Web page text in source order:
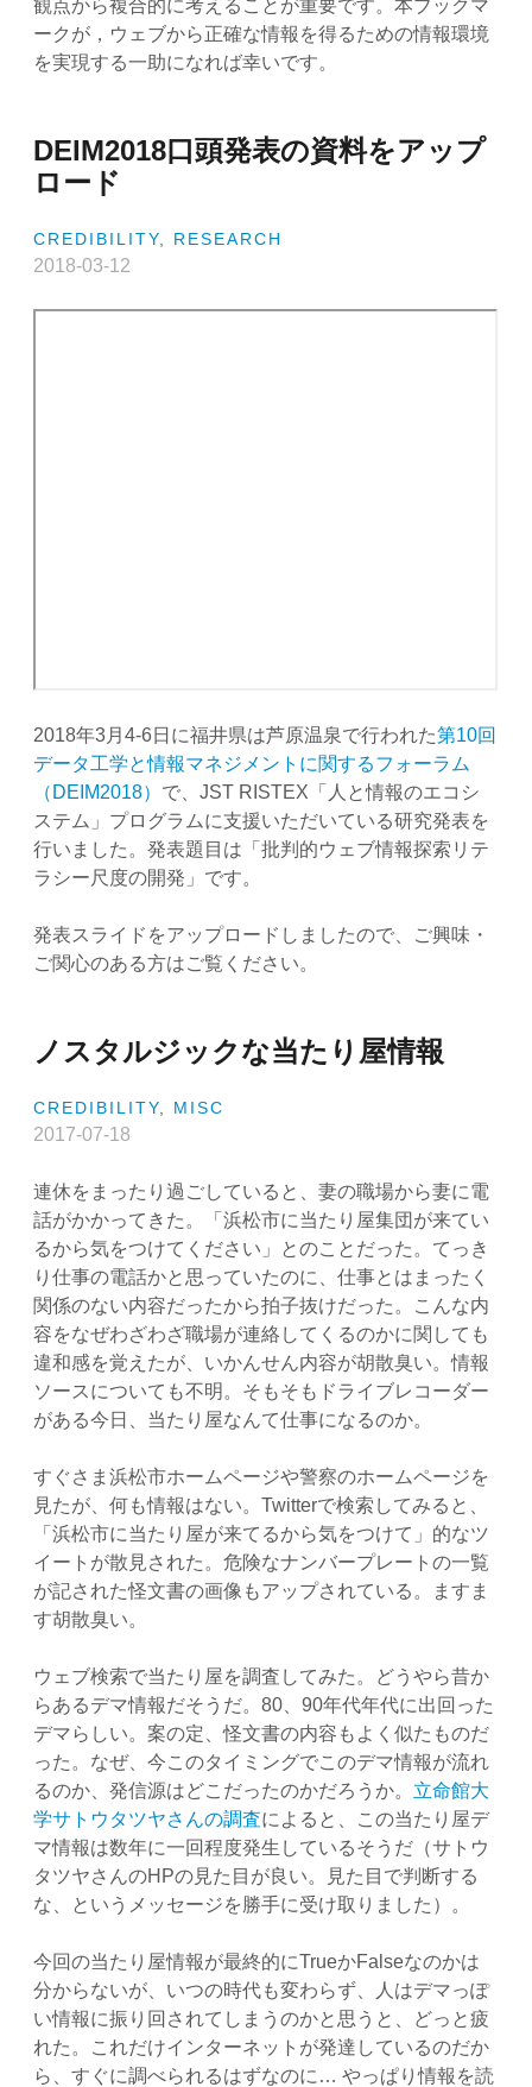
観点から複合的に考えることが重要です。本ブックマ
ークが，ウェブから正確な情報を得るための情報環境
を実現する一助になれば幸いです。
DEIM2018口頭発表の資料をアップ
ロード
CREDIBILITY RESEARCH
2018-03-12
2018年3月4-6日に福井県は芦原温泉で行われた第10回
データ工学と情報マネジメントに関するフォーラム
（DEIM2018） で、JST RISTEX「人と情報のエコシ
ステム」プログラムに支援いただいている研究発表を
行いました。発表題目は「批判的ウェブ情報探索リテ
ラシー尺度の開発」です。
発表スライドをアップロードしましたので、ご興味・
ご関心のある方はご覧ください。
ノスタルジックな当たり屋情報
CREDIBILITY MISC
2017-07-18
連休をまったり過ごしていると、妻の職場から妻に電
話がかかってきた。「浜松市に当たり屋集団が来てい
るから気をつけてください」とのことだった。てっき
り仕事の電話かと思っていたのに、仕事とはまったく
関係のない内容だったから拍子抜けだった。こんな内
容をなぜわざわざ職場が連絡してくるのかに関しても
違和感を覚えたが、いかんせん内容が胡散臭い。情報
ソースについても不明。そもそもドライブレコーダー
がある今日、当たり屋なんて仕事になるのか。
すぐさま浜松市ホームページや警察のホームページを
見たが、何も情報はない。Twitterで検索してみると、
「浜松市に当たり屋が来てるから気をつけて」的なツ
イートが散見された。危険なナンバープレートの一覧
が記された怪文書の画像もアップされている。ますま
す胡散臭い。
ウェブ検索で当たり屋を調査してみた。どうやら昔か
らあるデマ情報だそうだ。80、90年代年代に出回った
デマらしい。案の定、怪文書の内容もよく似たものだ
った。なぜ、今このタイミングでこのデマ情報が流れ
るのか、発信源はどこだったのかだろうか。 立命館大
学サトウタツヤさんの調査によると、この当たり屋デ
マ情報は数年に一回程度発生しているそうだ（サトウ
タツヤさんのHPの見た目が良い。見た目で判断する
な、というメッセージを勝手に受け取りました）。
今回の当たり屋情報が最終的にTrueかFalseなのかは
分からないが、いつの時代も変わらず、人はデマっぽ
い情報に振り回されてしまうのかと思うと、どっと疲
れた。これだけインターネットが発達しているのだか
ら、すぐに調べられるはずなのに… やっぱり情報を読